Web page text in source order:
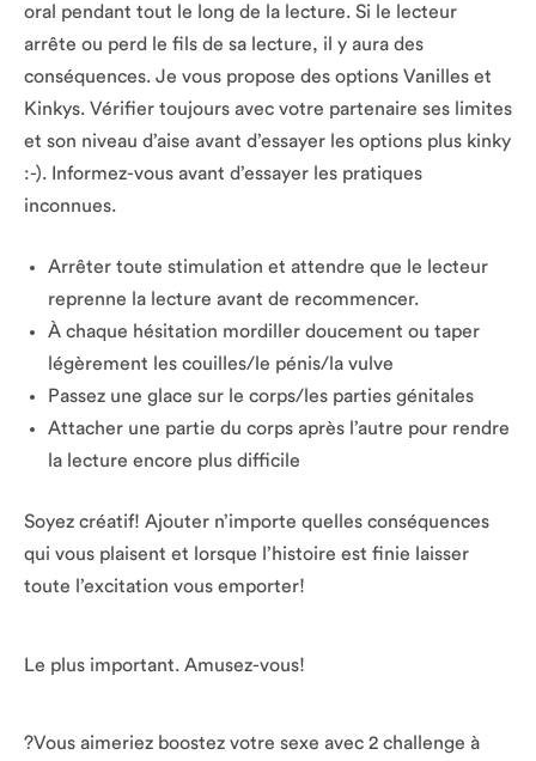
oral pendant tout le long de la lecture. Si le lecteur
arrête ou perd le fils de sa lecture, il y aura des
conséquences. Je vous propose des options Vanilles et
Kinkys. Vérifier toujours avec votre partenaire ses limites
et son niveau d’aise avant d’essayer les options plus kinky
:-). Informez-vous avant d’essayer les pratiques
inconnues.
Arrêter toute stimulation et attendre que le lecteur
reprenne la lecture avant de recommencer.
À chaque hésitation mordiller doucement ou taper
légèrement les couilles/le pénis/la vulve
Passez une glace sur le corps/les parties génitales
Attacher une partie du corps après l’autre pour rendre
la lecture encore plus difficile
Soyez créatif! Ajouter n’importe quelles conséquences
qui vous plaisent et lorsque l’histoire est finie laisser
toute l’excitation vous emporter!
Le plus important. Amusez-vous!
?Vous aimeriez boostez votre sexe avec 2 challenge à